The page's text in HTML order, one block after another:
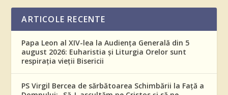
ARTICOLE RECENTE
Papa Leon al XIV-lea la Audiența Generală din 5
august 2026: Euharistia și Liturgia Orelor sunt
respirația vieții Bisericii
PS Virgil Bercea de sărbătoarea Schimbării la Față a